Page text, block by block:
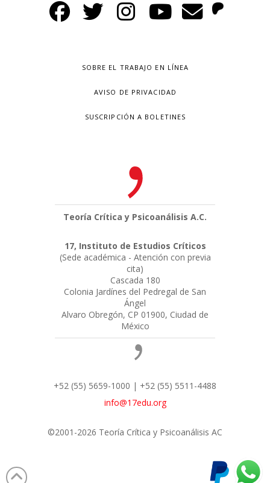
SOBRE EL TRABAJO EN LÍNEA
AVISO DE PRIVACIDAD
SUSCRIPCIÓN A BOLETINES
Teoría Crítica y Psicoanálisis A.C.
17, Instituto de Estudios Críticos
(Sede académica - Atención con previa
cita)
Cascada 180
Colonia Jardínes del Pedregal de San
Ángel
Alvaro Obregón, CP 01900, Ciudad de
México
+52 (55) 5659-1000 | +52 (55) 5511-4488
info@17edu.org
©2001-2026 Teoría Crítica y Psicoanálisis AC